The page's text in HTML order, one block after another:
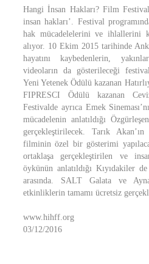
Hangi İnsan Hakları? Film
insan hakları’. Festival
hak mücadelelerini ve ihlallerini
alıyor. 10 Ekim 2015 tarihinde
hayatını kaybedenlerin,
videoların da gösterileceği
Yeni Yetenek Ödülü kazanan
FIPRESCI Ödülü kazanan
Festivalde ayrıca Emek
mücadelenin anlatıldığı
gerçekleştirilecek. Tarık
filminin özel bir gösterimi
ortaklaşa gerçekleştirilen ve
öykünün anlatıldığı Kıyıdakiler
arasında. SALT Galata ve
etkinliklerin tamamı ücretsiz
www.hihff.org
03/12/2016